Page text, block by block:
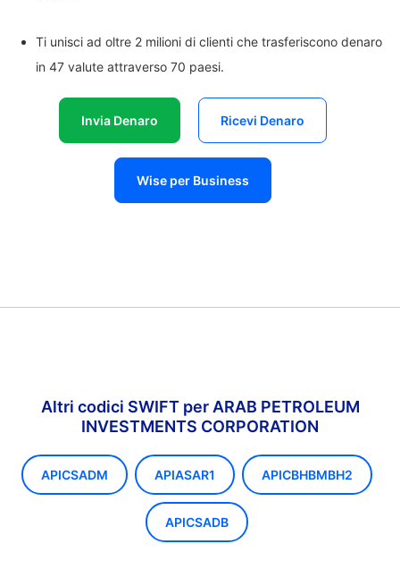
Ti unisci ad oltre 2 milioni di clienti che trasferiscono denaro
in 47 valute attraverso 70 paesi.
Invia Denaro Ricevi Denaro
Wise per Business
Altri codici SWIFT per ARAB PETROLEUM
INVESTMENTS CORPORATION
APICSADM APIASAR1 APICBHBMBH2
APICSADB